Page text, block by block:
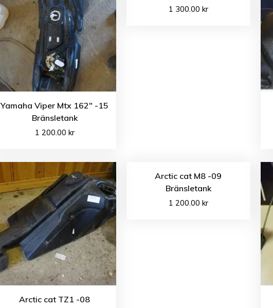
Yamaha Viper Mtx 162″ -15
Bränsletank
1 200.00 kr
1 300.00 kr
Arctic cat TZ1 -08
Arctic cat M8 -09
Bränsletank
1 200.00 kr